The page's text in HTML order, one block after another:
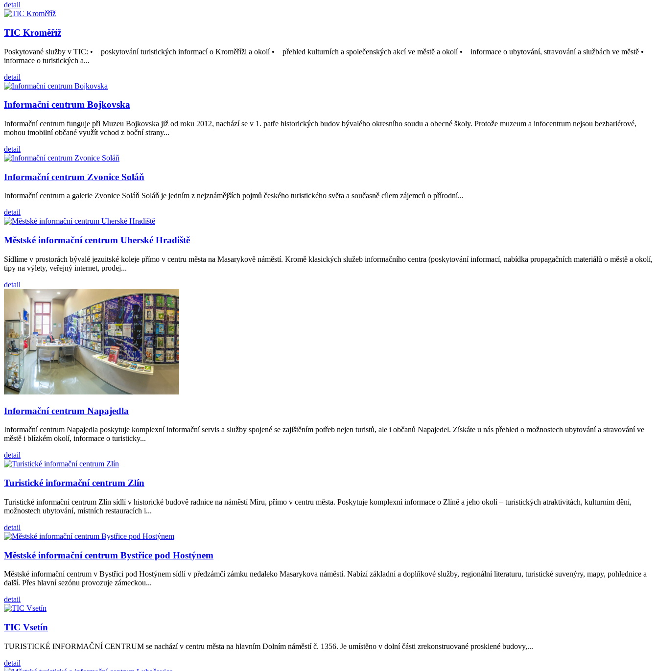
detail
TIC Kroměříž
Poskytované služby v TIC: • poskytování turistických informací o Kroměříži a okolí • přehled kulturních a společenských akcí ve městě a okolí • informace o ubytování, stravování a službách ve městě •
informace o turistických a...
detail
Informační centrum Bojkovska
Informační centrum funguje při Muzeu Bojkovska již od roku 2012, nachází se v 1. patře historických budov bývalého okresního soudu a obecné školy. Protože muzeum a infocentrum nejsou bezbariérové,
mohou imobilní občané využít vchod z boční strany...
detail
Informační centrum Zvonice Soláň
Informační centrum a galerie Zvonice Soláň Soláň je jedním z nejznámějších pojmů českého turistického světa a současně cílem zájemců o přírodní...
detail
Městské informační centrum Uherské Hradiště
Sídlíme v prostorách bývalé jezuitské koleje přímo v centru města na Masarykově náměstí. Kromě klasických služeb informačního centra (poskytování informací, nabídka propagačních materiálů o městě a okolí,
tipy na výlety, veřejný internet, prodej...
detail
Informační centrum Napajedla
Informační centrum Napajedla poskytuje komplexní informační servis a služby spojené se zajištěním potřeb nejen turistů, ale i občanů Napajedel. Získáte u nás přehled o možnostech ubytování a stravování ve
městě i blízkém okolí, informace o turisticky...
detail
Turistické informační centrum Zlín
Turistické informační centrum Zlín sídlí v historické budově radnice na náměstí Míru, přímo v centru města. Poskytuje komplexní informace o Zlíně a jeho okolí – turistických atraktivitách, kulturním dění,
možnostech ubytování, místních restauracích i...
detail
Městské informační centrum Bystřice pod Hostýnem
Městské informační centrum v Bystřici pod Hostýnem sídlí v předzámčí zámku nedaleko Masarykova náměstí. Nabízí základní a doplňkové služby, regionální literaturu, turistické suvenýry, mapy, pohlednice a
další. Přes hlavní sezónu provozuje zámeckou...
detail
TIC Vsetín
TURISTICKÉ INFORMAČNÍ CENTRUM se nachází v centru města na hlavním Dolním náměstí č. 1356. Je umístěno v dolní části zrekonstruované prosklené budovy,...
detail